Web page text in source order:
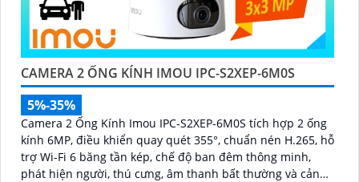
CAMERA 2 ỐNG KÍNH IMOU IPC-S2XEP-6M0S
5%-35%
Camera 2 Ống Kính Imou IPC-S2XEP-6M0S tích hợp 2 ống
kính 6MP, điều khiển quay quét 355°, chuẩn nén H.265, hỗ
trợ Wi-Fi 6 băng tần kép, chế độ ban đêm thông minh,
phát hiện người, thú cưng, âm thanh bất thường và cảnh